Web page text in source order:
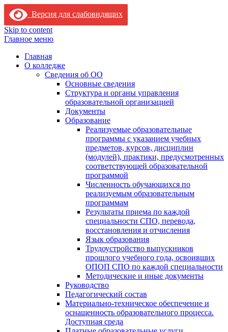
Версия для слабовидящих
Skip to content
Главное меню
Главная
О колледже
Сведения об ОО
Основные сведения
Структура и органы управления
образовательной организацией
Документы
Образование
Реализуемые образовательные
программы с указанием учебных
предметов, курсов, дисциплин
(модулей), практики, предусмотренных
соответствующей образовательной
программой
Численность обучающихся по
реализуемым образовательным
программам
Результаты приема по каждой
специальности СПО, перевода,
восстановления и отчисления
Язык образования
Трудоустройство выпускников
прошлого учебного года, освоивших
ОПОП СПО по каждой специальности
Методические и иные документы
Руководство
Педагогический состав
Материально-техническое обеспечение и
оснащенность образовательного процесса.
Доступная среда